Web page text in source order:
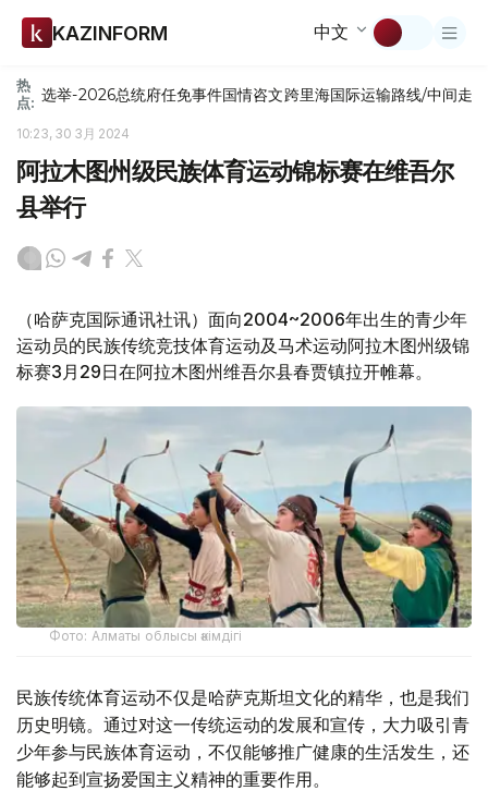
KAZINFORM 中文
热
点: 选举-2026总统府任免事件国情咨文跨里海国际运输路线/中间走廊
10:23, 30 3月 2024
阿拉木图州级民族体育运动锦标赛在维吾尔
县举行
（哈萨克国际通讯社讯）面向2004~2006年出生的青少年
运动员的民族传统竞技体育运动及马术运动阿拉木图州级锦
标赛3月29日在阿拉木图州维吾尔县春贾镇拉开帷幕。
Фото: Алматы облысы әкімдігі
民族传统体育运动不仅是哈萨克斯坦文化的精华，也是我们
历史明镜。通过对这一传统运动的发展和宣传，大力吸引青
少年参与民族体育运动，不仅能够推广健康的生活发生，还
能够起到宣扬爱国主义精神的重要作用。